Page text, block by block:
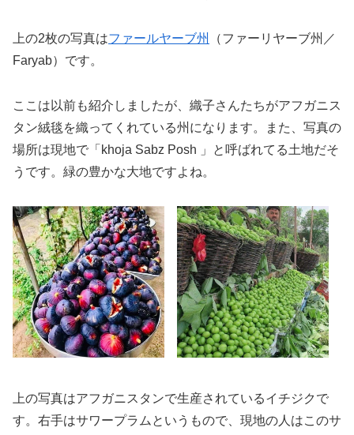
上の2枚の写真はファールヤーブ州
（ファーリヤーブ州／
Faryab）です。
ここは以前も紹介しましたが、織子さんたちがアフガニス
タン絨毯を織ってくれている州になります。また、写真の
場所は現地で「khoja Sabz Posh 」と呼ばれてる土地だそ
うです。緑の豊かな大地ですよね。
上の写真はアフガニスタンで生産されているイチジクで
す。右手はサワープラムというもので、現地の人はこのサ